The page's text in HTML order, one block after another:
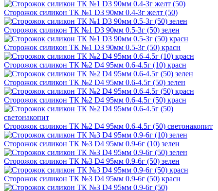
Сторожок силикон ТК №1 D3 90мм 0.4-3г желт (50)
Сторожок силикон ТК №1 D3 90мм 0.5-3г (50) зелен
Сторожок силикон ТК №1 D3 90мм 0.5-3г (50) красн
Сторожок силикон ТК №2 D4 95мм 0.6-4.5г (10) красн
Сторожок силикон ТК №2 D4 95мм 0.6-4.5г (50) зелен
Сторожок силикон ТК №2 D4 95мм 0.6-4.5г (50) красн
Сторожок силикон ТК №2 D4 95мм 0.6-4.5г (50) светонакопит
Сторожок силикон ТК №3 D4 95мм 0.9-6г (10) зелен
Сторожок силикон ТК №3 D4 95мм 0.9-6г (50) зелен
Сторожок силикон ТК №3 D4 95мм 0.9-6г (50) красн